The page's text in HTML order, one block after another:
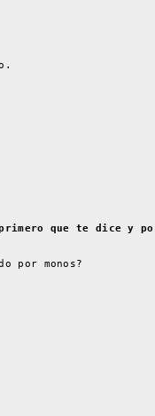
que te dice y
por monos?